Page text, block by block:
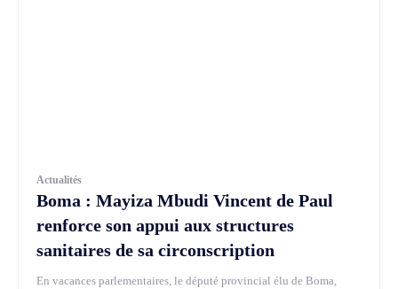
Actualités
Boma : Mayiza Mbudi Vincent de Paul
renforce son appui aux structures
sanitaires de sa circonscription
En vacances parlementaires, le député provincial élu de Boma,